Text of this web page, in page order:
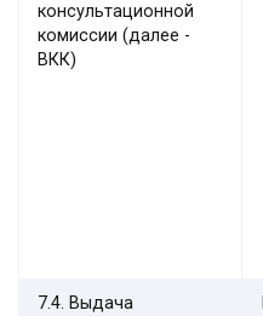
консультационной
комиссии (далее -
ВКК)
7.4. Выдача